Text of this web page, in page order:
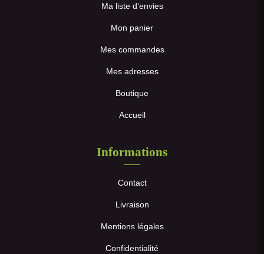
Ma liste d’envies
Mon panier
Mes commandes
Mes adresses
Boutique
Accueil
Informations
Contact
Livraison
Mentions légales
Confidentialité